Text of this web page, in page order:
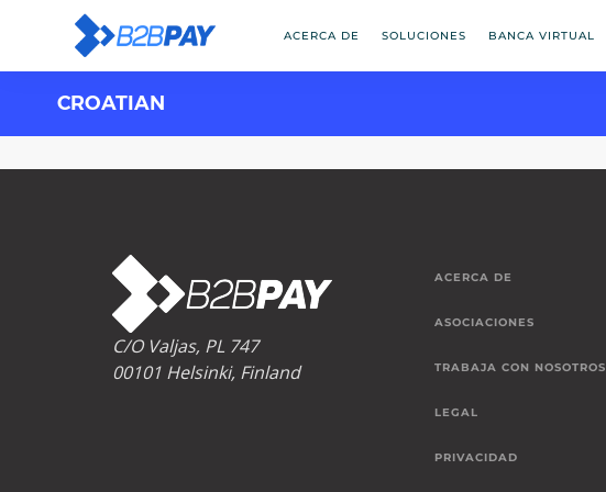
ACERCA DE SOLUCIONES BANCA VIRTUAL
CROATIAN
C/O Valjas, PL 747
00101 Helsinki, Finland
ACERCA DE
ASOCIACIONES
TRABAJA CON NOSOTROS
LEGAL
PRIVACIDAD